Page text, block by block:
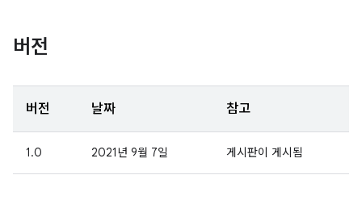
버전
버전 날짜 참고
1.0 2021년 9월 7일 게시판이 게시됨